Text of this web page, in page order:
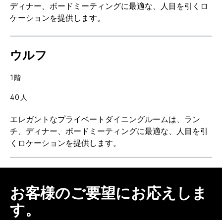
ディナー、ボードミーティングに最適な、人目を引くロ
ケーションを提供します。
ウルフ
エレガントなプライベートダイニングルームは、ラン
チ、ディナー、ボードミーティングに最適な、人目を引
くロケーションを提供します。
1階
40人
お客様のご要望にお応えしま
す。